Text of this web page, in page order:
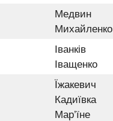
Медвин
Михайленко
Іванків
Іващенко
Їжакевич
Кадиївка
Мар’їне